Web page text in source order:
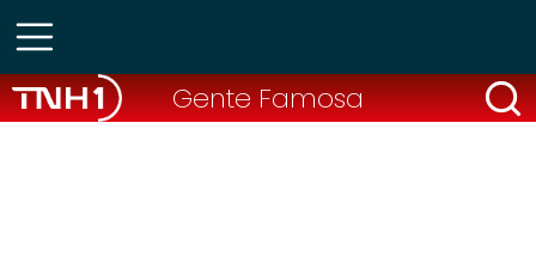
Gente Famosa